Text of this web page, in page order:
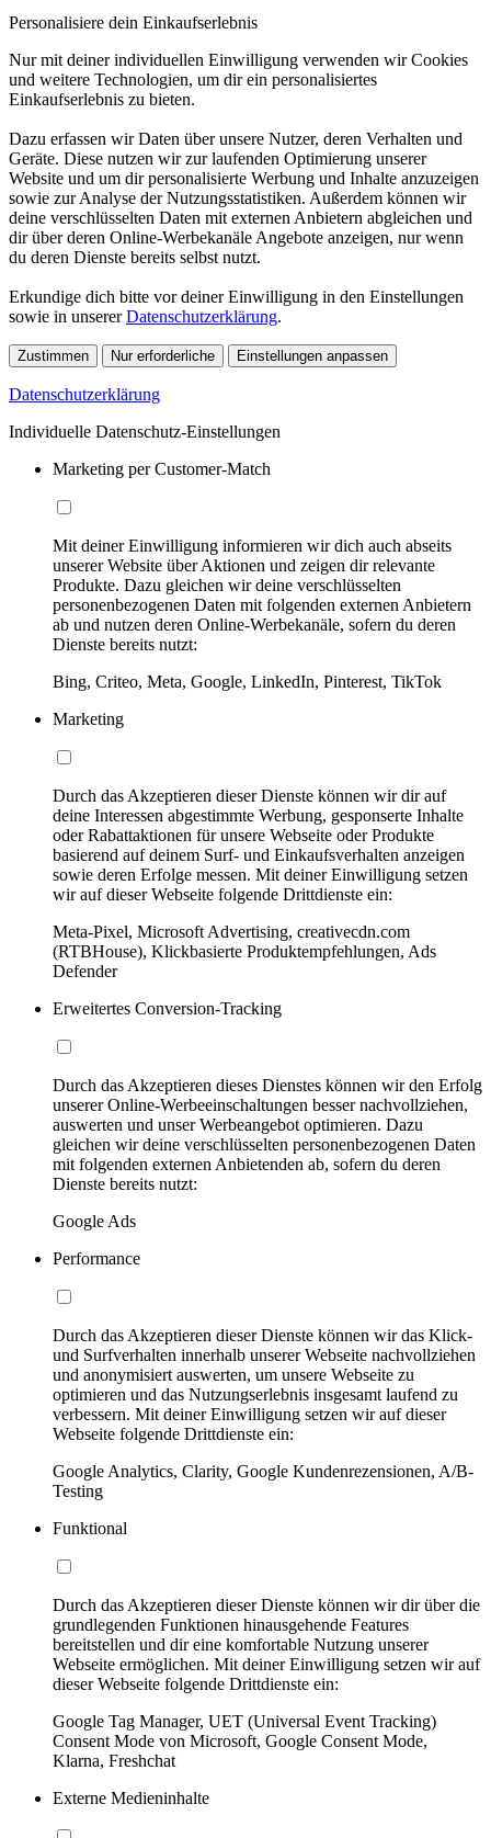
Personalisiere dein Einkaufserlebnis
Nur mit deiner individuellen Einwilligung verwenden wir Cookies
und weitere Technologien, um dir ein personalisiertes
Einkaufserlebnis zu bieten.
Dazu erfassen wir Daten über unsere Nutzer, deren Verhalten und
Geräte. Diese nutzen wir zur laufenden Optimierung unserer
Website und um dir personalisierte Werbung und Inhalte anzuzeigen
sowie zur Analyse der Nutzungsstatistiken. Außerdem können wir
deine verschlüsselten Daten mit externen Anbietern abgleichen und
dir über deren Online-Werbekanäle Angebote anzeigen, nur wenn
du deren Dienste bereits selbst nutzt.
Erkundige dich bitte vor deiner Einwilligung in den Einstellungen
sowie in unsererDatenschutzerklärung.
Zustimmen Nur erforderliche Einstellungen anpassen
Datenschutzerklärung
Individuelle Datenschutz-Einstellungen
Marketing per Customer-Match
Mit deiner Einwilligung informieren wir dich auch abseits
unserer Website über Aktionen und zeigen dir relevante
Produkte. Dazu gleichen wir deine verschlüsselten
personenbezogenen Daten mit folgenden externen Anbietern
ab und nutzen deren Online-Werbekanäle, sofern du deren
Dienste bereits nutzt:
Bing, Criteo, Meta, Google, LinkedIn, Pinterest, TikTok
Marketing
Durch das Akzeptieren dieser Dienste können wir dir auf
deine Interessen abgestimmte Werbung, gesponserte Inhalte
oder Rabattaktionen für unsere Webseite oder Produkte
basierend auf deinem Surf- und Einkaufsverhalten anzeigen
sowie deren Erfolge messen. Mit deiner Einwilligung setzen
wir auf dieser Webseite folgende Drittdienste ein:
Meta-Pixel, Microsoft Advertising, creativecdn.com
(RTBHouse), Klickbasierte Produktempfehlungen, Ads
Defender
Erweitertes Conversion-Tracking
Durch das Akzeptieren dieses Dienstes können wir den Erfolg
unserer Online-Werbeeinschaltungen besser nachvollziehen,
auswerten und unser Werbeangebot optimieren. Dazu
gleichen wir deine verschlüsselten personenbezogenen Daten
mit folgenden externen Anbietenden ab, sofern du deren
Dienste bereits nutzt:
Google Ads
Performance
Durch das Akzeptieren dieser Dienste können wir das Klick-
und Surfverhalten innerhalb unserer Webseite nachvollziehen
und anonymisiert auswerten, um unsere Webseite zu
optimieren und das Nutzungserlebnis insgesamt laufend zu
verbessern. Mit deiner Einwilligung setzen wir auf dieser
Webseite folgende Drittdienste ein:
Google Analytics, Clarity, Google Kundenrezensionen, A/B-
Testing
Funktional
Durch das Akzeptieren dieser Dienste können wir dir über die
grundlegenden Funktionen hinausgehende Features
bereitstellen und dir eine komfortable Nutzung unserer
Webseite ermöglichen. Mit deiner Einwilligung setzen wir auf
dieser Webseite folgende Drittdienste ein:
Google Tag Manager, UET (Universal Event Tracking)
Consent Mode von Microsoft, Google Consent Mode,
Klarna, Freshchat
Externe Medieninhalte